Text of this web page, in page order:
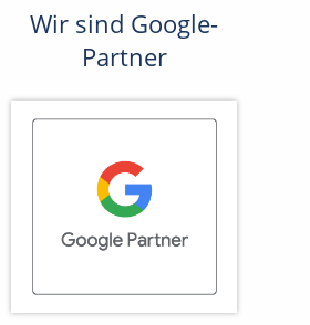
Wir sind Google-
Partner